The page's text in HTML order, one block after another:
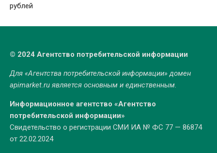
рублей
© 2024 Агентство потребительской информации
Для «Агентства потребительской информации» домен
apimarket.ruявляется основным и единственным.
Информационное агентство «Агентство
потребительской информации»
Свидетельство о регистрации СМИ ИА № ФС 77 — 86874
от 22.02.2024